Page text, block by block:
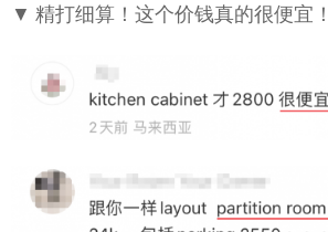
▼ 精打细算！这个价钱真的很便宜！